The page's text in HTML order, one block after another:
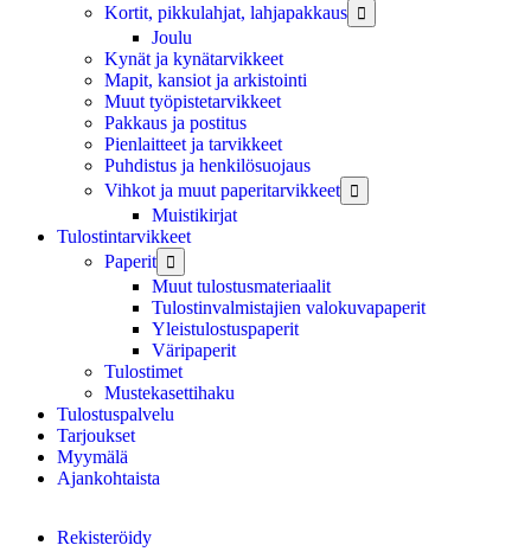
Kortit, pikkulahjat, lahjapakkaus 
Joulu
Kynät ja kynätarvikkeet
Mapit, kansiot ja arkistointi
Muut työpistetarvikkeet
Pakkaus ja postitus
Pienlaitteet ja tarvikkeet
Puhdistus ja henkilösuojaus
Vihkot ja muut paperitarvikkeet

Muistikirjat
Tulostintarvikkeet
Paperit

Muut tulostusmateriaalit
Tulostinvalmistajien valokuvapaperit
Yleistulostuspaperit
Väripaperit
Tulostimet
Mustekasettihaku
Tulostuspalvelu
Tarjoukset
Myymälä
Ajankohtaista
Rekisteröidy